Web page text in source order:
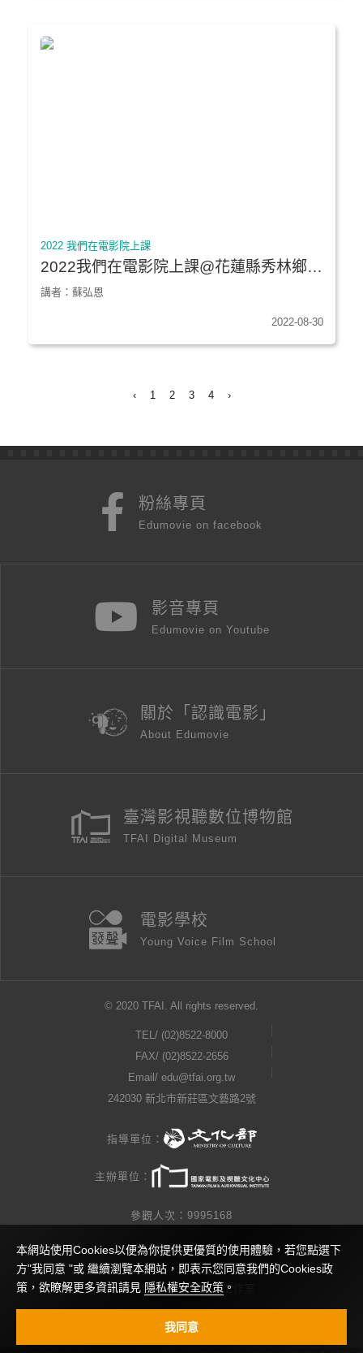
2022 我們在電影院上課
2022我們在電影院上課@花蓮縣秀林鄉榕
樹文化健康站★《靈山》
講者：蘇弘恩
2022-08-30
‹ 1 2 3 4 ›
粉絲專頁
Edumovie on facebook
影音專頁
Edumovie on Youtube
關於「認識電影」
About Edumovie
臺灣影視聽數位博物館
TFAI Digital Museum
電影學校
Young Voice Film School
© 2020 TFAI. All rights reserved.
TEL/ (02)8522-8000
FAX/ (02)8522-2656
Email/ edu@tfai.org.tw
242030 新北市新莊區文藝路2號
指導單位：
主辦單位：
參觀人次：9995168
隱私權公告
網站製作 / 瓜口瓜設計工作室
視覺設計 / 查理小姐工作室
本網站使用Cookies以便為你提供更優質的使用體驗，若您點選下
方"我同意 "或 繼續瀏覽本網站，即表示您同意我們的Cookies政
策，欲瞭解更多資訊請見 隱私權安全政策 。
我同意